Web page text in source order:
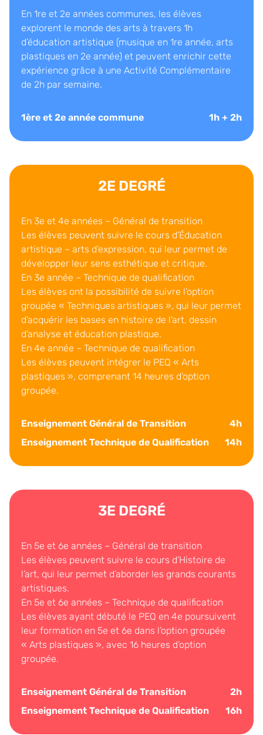
En 1re et 2e années communes, les élèves
explorent le monde des arts à travers 1h
d’éducation artistique (musique en 1re année, arts
plastiques en 2e année) et peuvent enrichir cette
expérience grâce à une Activité Complémentaire
de 2h par semaine.
1ère et 2e année commune 1h + 2h
2E DEGRÉ
En 3e et 4e années – Général de transition
Les élèves peuvent suivre le cours d’Éducation
artistique – arts d’expression, qui leur permet de
développer leur sens esthétique et critique.
En 3e année – Technique de qualification
Les élèves ont la possibilité de suivre l’option
groupée « Techniques artistiques », qui leur permet
d’acquérir les bases en histoire de l’art, dessin
d’analyse et éducation plastique.
En 4e année – Technique de qualification
Les élèves peuvent intégrer le PEQ « Arts
plastiques », comprenant 14 heures d’option
groupée.
Enseignement Général de Transition
4h
Enseignement Technique de Qualification
14h
3E DEGRÉ
En 5e et 6e années – Général de transition
Les élèves peuvent suivre le cours d’Histoire de
l’art, qui leur permet d’aborder les grands courants
artistiques.
En 5e et 6e années – Technique de qualification
Les élèves ayant débuté le PEQ en 4e poursuivent
leur formation en 5e et 6e dans l’option groupée
« Arts plastiques », avec 16 heures d’option
groupée.
Enseignement Général de Transition
2h
Enseignement Technique de Qualification
16h